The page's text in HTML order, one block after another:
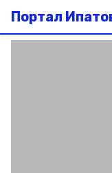
Портал